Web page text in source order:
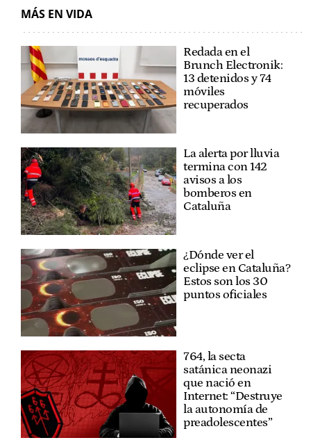
MÁS EN VIDA
Redada en el
Brunch Electronik:
13 detenidos y 74
móviles
recuperados
La alerta por lluvia
termina con 142
avisos a los
bomberos en
Cataluña
¿Dónde ver el
eclipse en Cataluña?
Estos son los 30
puntos oficiales
764, la secta
satánica neonazi
que nació en
Internet: “Destruye
la autonomía de
preadolescentes”